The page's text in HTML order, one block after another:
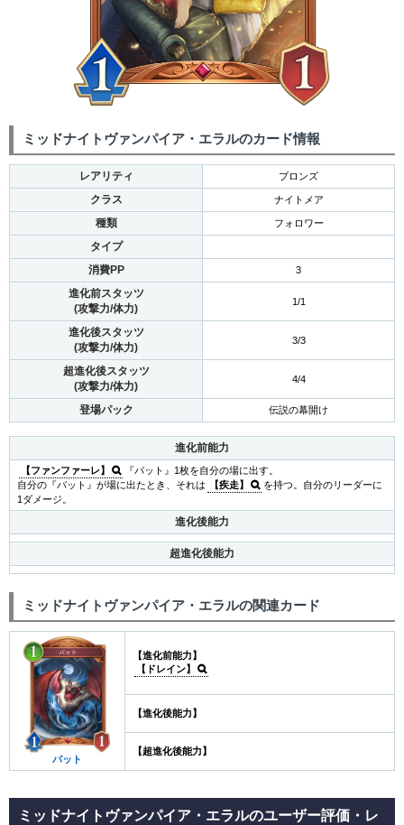
ミッドナイトヴァンパイア・エラルのカード情報
レアリティ ブロンズ
クラス ナイトメア
種類 フォロワー
タイプ
消費PP
3
進化前スタッツ
(攻撃力/体力)
1/1
進化後スタッツ
(攻撃力/体力)
3/3
超進化後スタッツ
(攻撃力/体力)
4/4
登場パック 伝説の幕開け
進化前能力
【ファンファーレ】
『バット』1枚を自分の場に出す。
自分の『バット』が場に出たとき、それは
【疾走】
を持つ。自分のリーダーに
1ダメージ。
進化後能力
超進化後能力
ミッドナイトヴァンパイア・エラルの関連カード
バット
【進化前能力】
【ドレイン】
【進化後能力】
【超進化後能力】
ミッドナイトヴァンパイア・エラルのユーザー評価・レ